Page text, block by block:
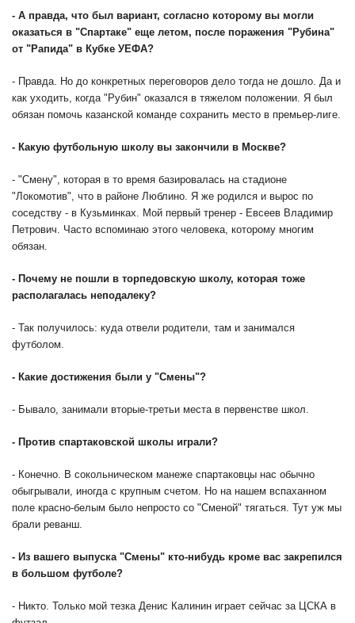
- А правда, что был вариант, согласно которому вы могли
оказаться в "Спартаке" еще летом, после поражения "Рубина"
от "Рапида" в Кубке УЕФА?
- Правда. Но до конкретных переговоров дело тогда не дошло. Да и
как уходить, когда "Рубин" оказался в тяжелом положении. Я был
обязан помочь казанской команде сохранить место в премьер-лиге.
- Какую футбольную школу вы закончили в Москве?
- "Смену", которая в то время базировалась на стадионе
"Локомотив", что в районе Люблино. Я же родился и вырос по
соседству - в Кузьминках. Мой первый тренер - Евсеев Владимир
Петрович. Часто вспоминаю этого человека, которому многим
обязан.
- Почему не пошли в торпедовскую школу, которая тоже
располагалась неподалеку?
- Так получилось: куда отвели родители, там и занимался
футболом.
- Какие достижения были у "Смены"?
- Бывало, занимали вторые-третьи места в первенстве школ.
- Против спартаковской школы играли?
- Конечно. В сокольническом манеже спартаковцы нас обычно
обыгрывали, иногда с крупным счетом. Но на нашем вспаханном
поле красно-белым было непросто со "Сменой" тягаться. Тут уж мы
брали реванш.
- Из вашего выпуска "Смены" кто-нибудь кроме вас закрепился
в большом футболе?
- Никто. Только мой тезка Денис Калинин играет сейчас за ЦСКА в